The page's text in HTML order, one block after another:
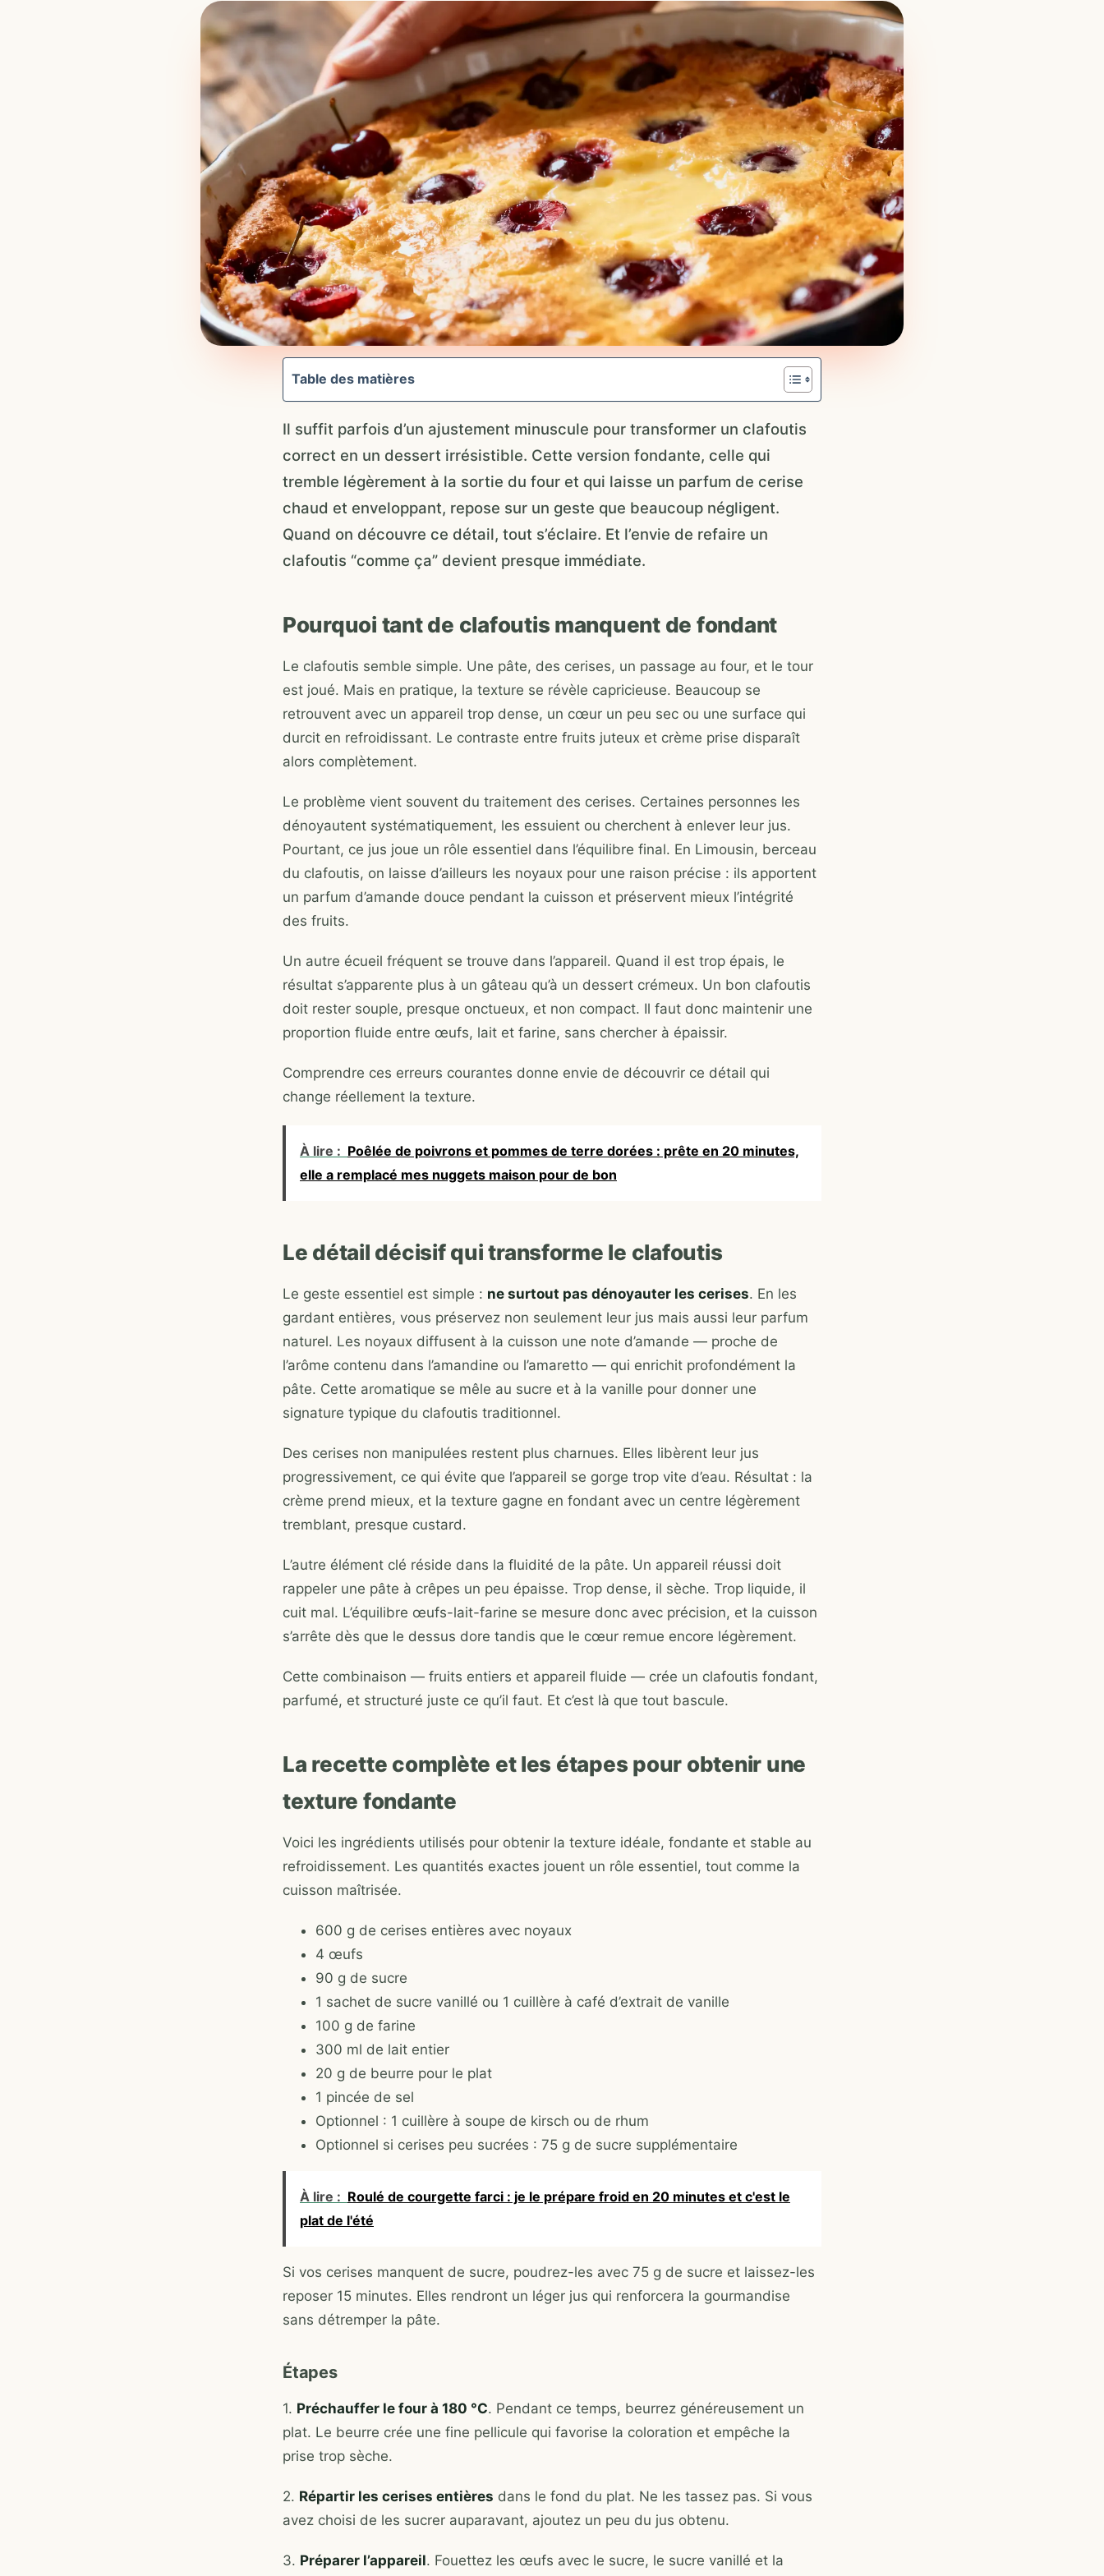
Table des matières
Il suffit parfois d’un ajustement minuscule pour transformer un clafoutis
correct en un dessert irrésistible. Cette version fondante, celle qui
tremble légèrement à la sortie du four et qui laisse un parfum de cerise
chaud et enveloppant, repose sur un geste que beaucoup négligent.
Quand on découvre ce détail, tout s’éclaire. Et l’envie de refaire un
clafoutis “comme ça” devient presque immédiate.
Pourquoi tant de clafoutis manquent de fondant
Le clafoutis semble simple. Une pâte, des cerises, un passage au four, et le tour
est joué. Mais en pratique, la texture se révèle capricieuse. Beaucoup se
retrouvent avec un appareil trop dense, un cœur un peu sec ou une surface qui
durcit en refroidissant. Le contraste entre fruits juteux et crème prise disparaît
alors complètement.
Le problème vient souvent du traitement des cerises. Certaines personnes les
dénoyautent systématiquement, les essuient ou cherchent à enlever leur jus.
Pourtant, ce jus joue un rôle essentiel dans l’équilibre final. En Limousin, berceau
du clafoutis, on laisse d’ailleurs les noyaux pour une raison précise : ils apportent
un parfum d’amande douce pendant la cuisson et préservent mieux l’intégrité
des fruits.
Un autre écueil fréquent se trouve dans l’appareil. Quand il est trop épais, le
résultat s’apparente plus à un gâteau qu’à un dessert crémeux. Un bon clafoutis
doit rester souple, presque onctueux, et non compact. Il faut donc maintenir une
proportion fluide entre œufs, lait et farine, sans chercher à épaissir.
Comprendre ces erreurs courantes donne envie de découvrir ce détail qui
change réellement la texture.
À lire : Poêlée de poivrons et pommes de terre dorées : prête en 20 minutes,
elle a remplacé mes nuggets maison pour de bon
Le détail décisif qui transforme le clafoutis
Le geste essentiel est simple : ne surtout pas dénoyauter les cerises. En les
gardant entières, vous préservez non seulement leur jus mais aussi leur parfum
naturel. Les noyaux diffusent à la cuisson une note d’amande — proche de
l’arôme contenu dans l’amandine ou l’amaretto — qui enrichit profondément la
pâte. Cette aromatique se mêle au sucre et à la vanille pour donner une
signature typique du clafoutis traditionnel.
Des cerises non manipulées restent plus charnues. Elles libèrent leur jus
progressivement, ce qui évite que l’appareil se gorge trop vite d’eau. Résultat : la
crème prend mieux, et la texture gagne en fondant avec un centre légèrement
tremblant, presque custard.
L’autre élément clé réside dans la fluidité de la pâte. Un appareil réussi doit
rappeler une pâte à crêpes un peu épaisse. Trop dense, il sèche. Trop liquide, il
cuit mal. L’équilibre œufs-lait-farine se mesure donc avec précision, et la cuisson
s’arrête dès que le dessus dore tandis que le cœur remue encore légèrement.
Cette combinaison — fruits entiers et appareil fluide — crée un clafoutis fondant,
parfumé, et structuré juste ce qu’il faut. Et c’est là que tout bascule.
La recette complète et les étapes pour obtenir une
texture fondante
Voici les ingrédients utilisés pour obtenir la texture idéale, fondante et stable au
refroidissement. Les quantités exactes jouent un rôle essentiel, tout comme la
cuisson maîtrisée.
600 g de cerises entières avec noyaux
4 œufs
90 g de sucre
1 sachet de sucre vanillé ou 1 cuillère à café d’extrait de vanille
100 g de farine
300 ml de lait entier
20 g de beurre pour le plat
1 pincée de sel
Optionnel : 1 cuillère à soupe de kirsch ou de rhum
Optionnel si cerises peu sucrées : 75 g de sucre supplémentaire
À lire : Roulé de courgette farci : je le prépare froid en 20 minutes et c'est le
plat de l'été
Si vos cerises manquent de sucre, poudrez-les avec 75 g de sucre et laissez-les
reposer 15 minutes. Elles rendront un léger jus qui renforcera la gourmandise
sans détremper la pâte.
Étapes
1. Préchauffer le four à 180 °C. Pendant ce temps, beurrez généreusement un
plat. Le beurre crée une fine pellicule qui favorise la coloration et empêche la
prise trop sèche.
2. Répartir les cerises entières dans le fond du plat. Ne les tassez pas. Si vous
avez choisi de les sucrer auparavant, ajoutez un peu du jus obtenu.
3. Préparer l’appareil. Fouettez les œufs avec le sucre, le sucre vanillé et la